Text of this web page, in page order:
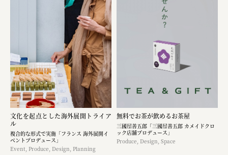
文化を起点とした海外展開トライア
ル
複合的な形式で実施「フランス 海外展開イ
ベントプロデュース」
Event, Produce, Design, Planning
無料でお茶が飲めるお茶屋
三國屋善五郎「三國屋善五郎 カメイドクロ
ック店舗プロデュース」
Produce, Design, Space